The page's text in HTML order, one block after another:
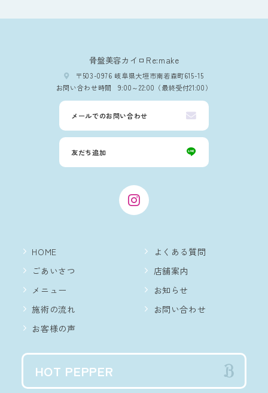
骨盤美容カイロRe:make
〒503-0976 岐阜県大垣市南若森町615-15
お問い合わせ時間
9:00～22:00（最終受付21:00）
メールでのお問い合わせ
友だち追加
HOME
ごあいさつ
メニュー
施術の流れ
お客様の声
よくある質問
店舗案内
お知らせ
お問い合わせ
HOT PEPPER